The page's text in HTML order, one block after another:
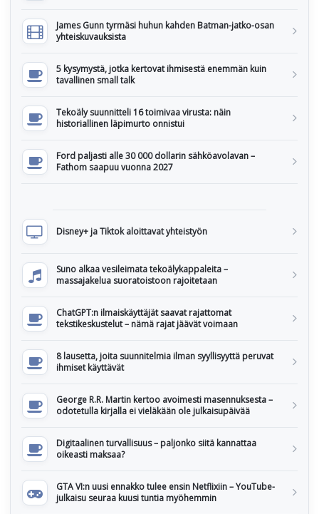
James Gunn tyrmäsi huhun kahden Batman-jatko-osan
yhteiskuvauksista
5 kysymystä, jotka kertovat ihmisestä enemmän kuin
tavallinen small talk
Tekoäly suunnitteli 16 toimivaa virusta: näin
historiallinen läpimurto onnistui
Ford paljasti alle 30 000 dollarin sähköavolavan –
Fathom saapuu vuonna 2027
Disney+ ja Tiktok aloittavat yhteistyön
Suno alkaa vesileimata tekoälykappaleita –
massajakelua suoratoistoon rajoitetaan
ChatGPT:n ilmaiskäyttäjät saavat rajattomat
tekstikeskustelut – nämä rajat jäävät voimaan
8 lausetta, joita suunnitelmia ilman syyllisyyttä peruvat
ihmiset käyttävät
George R.R. Martin kertoo avoimesti masennuksesta –
odotetulla kirjalla ei vieläkään ole julkaisupäivää
Digitaalinen turvallisuus – paljonko siitä kannattaa
oikeasti maksaa?
GTA VI:n uusi ennakko tulee ensin Netflixiin – YouTube-
julkaisu seuraa kuusi tuntia myöhemmin